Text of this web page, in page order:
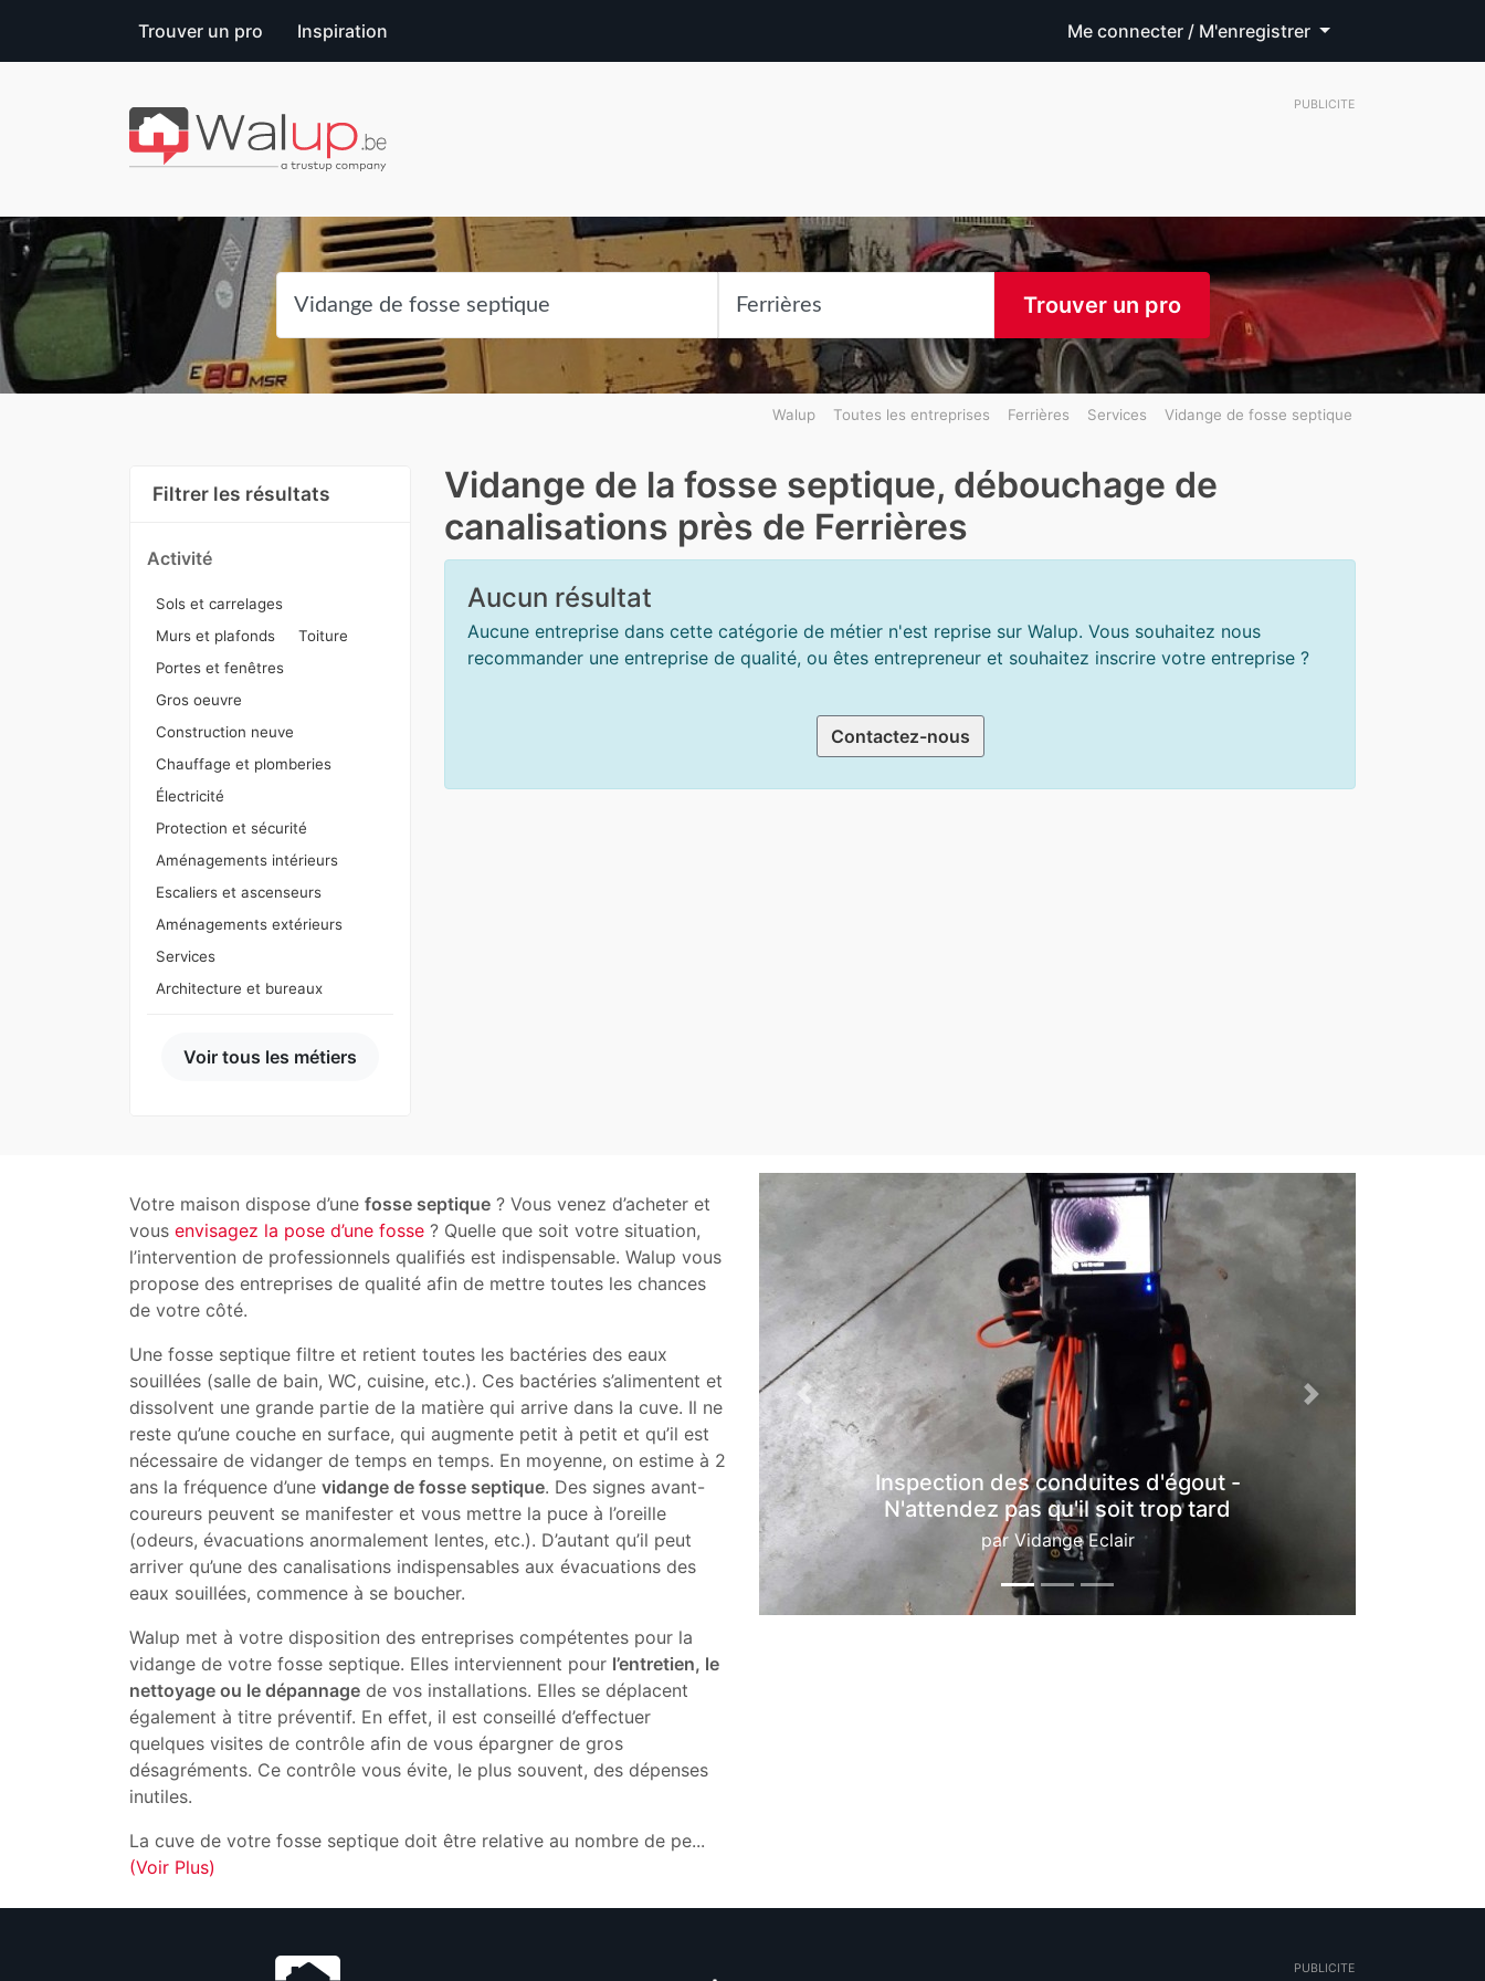
Trouver un pro Inspiration Me connecter / M'enregistrer
PUBLICITE
Trouver un pro
Walup Toutes les entreprises Ferrières Services Vidange de fosse septique
Filtrer les résultats
Activité
Sols et carrelages
Murs et plafonds
Toiture
Portes et fenêtres
Gros oeuvre
Construction neuve
Chauffage et plomberies
Électricité
Protection et sécurité
Aménagements intérieurs
Escaliers et ascenseurs
Aménagements extérieurs
Services
Architecture et bureaux
Voir tous les métiers
Vidange de la fosse septique, débouchage de
canalisations près de Ferrières
Aucun résultat
Aucune entreprise dans cette catégorie de métier n'est reprise sur Walup. Vous souhaitez nous
recommander une entreprise de qualité, ou êtes entrepreneur et souhaitez inscrire votre entreprise ?
Contactez-nous
Votre maison dispose d’une fosse septique ? Vous venez d’acheter et
vous envisagez la pose d’une fosse ? Quelle que soit votre situation,
l’intervention de professionnels qualifiés est indispensable. Walup vous
propose des entreprises de qualité afin de mettre toutes les chances
de votre côté.
Une fosse septique filtre et retient toutes les bactéries des eaux
souillées (salle de bain, WC, cuisine, etc.). Ces bactéries s’alimentent et
dissolvent une grande partie de la matière qui arrive dans la cuve. Il ne
reste qu’une couche en surface, qui augmente petit à petit et qu’il est
nécessaire de vidanger de temps en temps. En moyenne, on estime à 2
ans la fréquence d’une vidange de fosse septique. Des signes avant-
coureurs peuvent se manifester et vous mettre la puce à l’oreille
(odeurs, évacuations anormalement lentes, etc.). D’autant qu’il peut
arriver qu’une des canalisations indispensables aux évacuations des
eaux souillées, commence à se boucher.
Walup met à votre disposition des entreprises compétentes pour la
vidange de votre fosse septique. Elles interviennent pour l’entretien, le
nettoyage ou le dépannage de vos installations. Elles se déplacent
également à titre préventif. En effet, il est conseillé d’effectuer
quelques visites de contrôle afin de vous épargner de gros
désagréments. Ce contrôle vous évite, le plus souvent, des dépenses
inutiles.
La cuve de votre fosse septique doit être relative au nombre de pe...
(Voir Plus)
Inspection des conduites d'égout -
N'attendez pas qu'il soit trop tard
par Vidange Eclair
Previous Next
PUBLICITE